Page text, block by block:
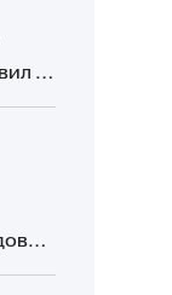
Как посмотреть, кто поставил реакцию в Telegram
Молодежь стала больше доверять рекомендациям в закрытых Telegram-чатах, чем официальной рекламе